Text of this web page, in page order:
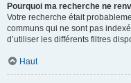
Pourquoi ma recherche ne
Votre recherche était
communs qui ne sont pas
d’utiliser les différents filtres
Haut